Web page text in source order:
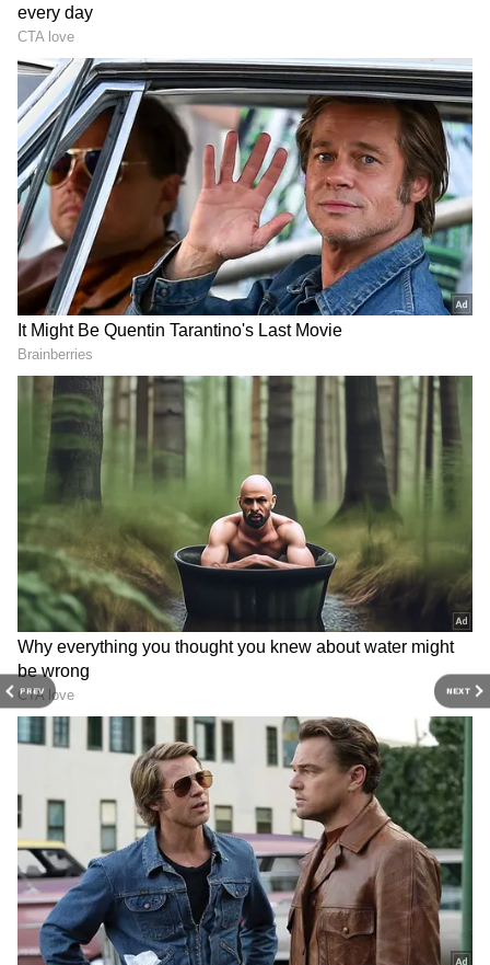
PREV NEXT
Image Credit :Instagram
ఆమిర్ ఖాన్ మూడో పెళ్లి ఎప్పుడు, ఎక్కడ?
అమీర్ ఖాన్ జూలై 5న ముంబైలో తన పార్ట్‌నర్ గౌరీ స్ప్రాట్‌
ఒక ప్రైవేట్ వేడుకలో పెళ్లి చేసుకోబోతున్నాడు. ఈ వేడుకకు
ఆయన మాజీ భార్యలు రీనా దత్తా, కిరణ్ రావ్ కూడా
హాజరవుతారని సమాచారం. వారితో పాటు తల్లి జీనత్,
సోదరీమణులు నిఖత్ ఖాన్ హెగ్డే, ఫర్హత్ ఖాన్ దత్తా కూడా
పాల్గొంటారు. ఆమిర్ ముగ్గురు పిల్లలు జునైద్, ఐరా,
ఆజాద్‌తో పాటు గౌరీ కొడుకు కూడా ఈ వేడుకలో భాగం
పార్ట్‌నర్ లేఖా వాషింగ్టన్‌తో కలిసి హాజరుకావచ్చు. షారుఖ్
ఖాన్, సల్మాన్ ఖాన్ కూడా వచ్చే అవకాశం ఉందని అంచనా
వేస్తున్నారు.